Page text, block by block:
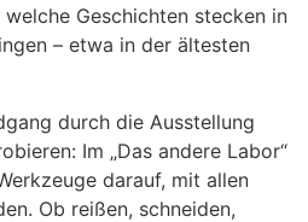
Geschichten stecken in
– etwa in der ältesten
durch die Ausstellung
Im „Das andere Labor“
darauf, mit allen
Ob reißen, schneiden,